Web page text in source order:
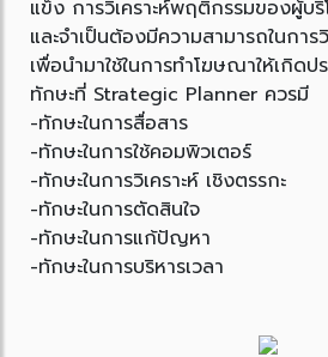
แข็ง การวิเคราะห์พฤติกรรมของผู้บ
และจำเป็นต้องมีความสามารถในการ
เพื่อนำมาใช้ในการทำโฆษณาให้เกิด
ทักษะที่ Strategic Planner ควรมี
-ทักษะในการสื่อสาร
-ทักษะในการใช้คอมพิวเตอร์
-ทักษะในการวิเคราะห์ เชิงตรรกะ
-ทักษะในการตัดสินใจ
-ทักษะในการแก้ปัญหา
-ทักษะในการบริหารเวลา